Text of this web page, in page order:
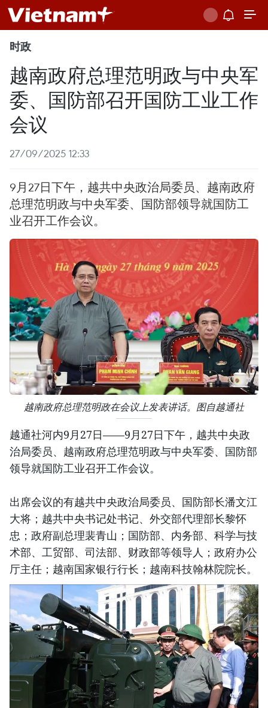
时政
越南政府总理范明政与中央军
委、国防部召开国防工业工作
会议
27/09/2025 12:33
9月27日下午，越共中央政治局委员、越南政府
总理范明政与中央军委、国防部领导就国防工
业召开工作会议。
越南政府总理范明政在会议上发表讲话。图自越通社
越通社河内9月27日——9月27日下午，越共中央政
治局委员、越南政府总理范明政与中央军委、国防部
领导就国防工业召开工作会议。
出席会议的有越共中央政治局委员、国防部长潘文江
大将；越共中央书记处书记、外交部代理部长黎怀
忠；政府副总理裴青山；国防部、内务部、科学与技
术部、工贸部、司法部、财政部等领导人；政府办公
厅主任；越南国家银行行长；越南科技翰林院院长。